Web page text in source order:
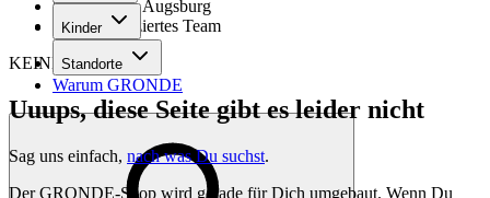
Kinder
Standorte
Warum GRONDE
8× im Raum Augsburg
Hochqualifiziertes Team
KEINE SORGE!
Uuups, diese Seite gibt es leider nicht
Sag uns einfach, nach was Du suchst.
Der GRONDE-Shop wird gerade für Dich umgebaut. Wenn Du